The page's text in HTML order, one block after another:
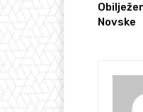
Novske